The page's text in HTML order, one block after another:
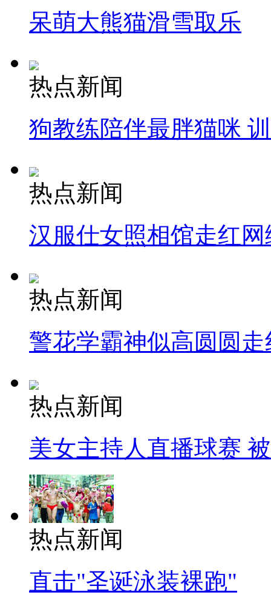
呆萌大熊猫滑雪取乐
热点新闻
狗教练陪伴最胖猫咪
热点新闻
汉服仕女照相馆走红网
热点新闻
警花学霸神似高圆圆走
热点新闻
美女主持人直播球赛
热点新闻
直击"圣诞泳装裸跑"